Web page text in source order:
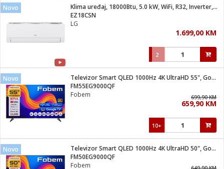
kafu
program
materijal
gorivo
brave
Novo
Klima uređaj, 18000Btu, 5.0 kW, WiFi, R32, Inverter, A++/A+
EZ18CSN
LG
1.699,00 KM
2
Novo
Televizor Smart QLED 1000Hz 4K UltraHD 55", Google TV
FM55EG9000QF
Fobem
699,90 KM
659,90 KM
10+
Novo
Televizor Smart QLED 1000Hz 4K UltraHD 50", Google TV
FM50EG9000QF
Fobem